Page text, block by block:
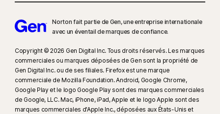
Norton fait partie de Gen, une entreprise internationale
avec un éventail de marques de confiance.​
Copyright © 2026 Gen Digital Inc. Tous droits réservés. Les marques
commerciales ou marques déposées de Gen sont la propriété de
Gen Digital Inc. ou de ses filiales. Firefox est une marque
commerciale de Mozilla Foundation. Android, Google Chrome,
Google Play et le logo Google Play sont des marques commerciales
de Google, LLC. Mac, iPhone, iPad, Apple et le logo Apple sont des
marques commerciales d'Apple Inc., déposées aux États-Unis et